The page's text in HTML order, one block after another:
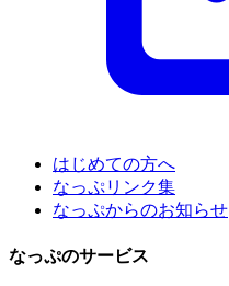
はじめての方へ
なっぷリンク集
なっぷからのお知らせ
なっぷのサービス